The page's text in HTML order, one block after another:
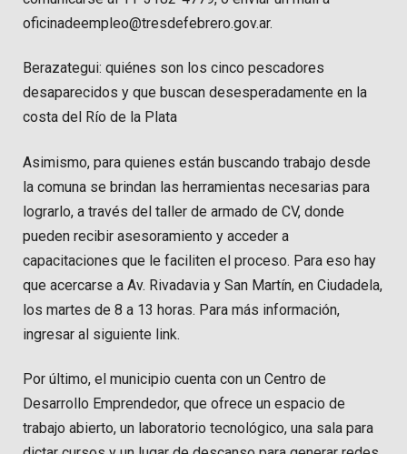
oficinadeempleo@tresdefebrero.gov.ar.
Berazategui: quiénes son los cinco pescadores
desaparecidos y que buscan desesperadamente en la
costa del Río de la Plata
Asimismo, para quienes están buscando trabajo desde
la comuna se brindan las herramientas necesarias para
lograrlo, a través del taller de armado de CV, donde
pueden recibir asesoramiento y acceder a
capacitaciones que le faciliten el proceso. Para eso hay
que acercarse a Av. Rivadavia y San Martín, en Ciudadela,
los martes de 8 a 13 horas. Para más información,
ingresar al siguiente link.
Por último, el municipio cuenta con un Centro de
Desarrollo Emprendedor, que ofrece un espacio de
trabajo abierto, un laboratorio tecnológico, una sala para